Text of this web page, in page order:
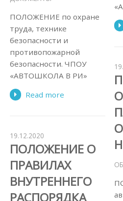
ПОЛОЖЕНИЕ по охране
труда, технике
безопасности и
противопожарной
безопасности. ЧПОУ
«АВТОШКОЛА В РИ»
Read more
19.12.2020
ПОЛОЖЕНИЕ О
ПРАВИЛАХ
ВНУТРЕННЕГО
РАСПОРЯДКА